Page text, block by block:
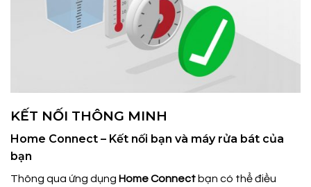
KẾT NỐI THÔNG MINH
Home Connect – Kết nối bạn và máy rửa bát của
bạn
Thông qua ứng dụng Home Connect bạn có thể điều